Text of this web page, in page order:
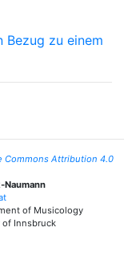
Bezug zu einem
Commons Attribution 4.0
Naumann
of Musicology
of Innsbruck